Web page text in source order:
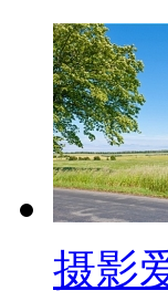
摄影